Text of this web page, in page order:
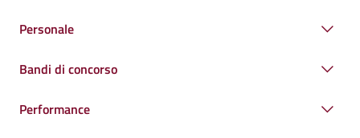
Personale
Bandi di concorso
Performance